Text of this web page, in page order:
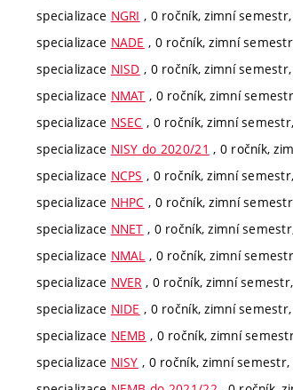
specializace NGRI , 0 ročník, zimní
specializace NADE , 0 ročník, zimní
specializace NISD , 0 ročník, zimní
specializace NMAT , 0 ročník, zimní
specializace NSEC , 0 ročník, zimní
specializace NISY do 2020/21 , 0 ročník,
specializace NCPS , 0 ročník, zimní
specializace NHPC , 0 ročník, zimní
specializace NNET , 0 ročník, zimní
specializace NMAL , 0 ročník, zimní
specializace NVER , 0 ročník, zimní
specializace NIDE , 0 ročník, zimní
specializace NEMB , 0 ročník, zimní
specializace NISY , 0 ročník, zimní